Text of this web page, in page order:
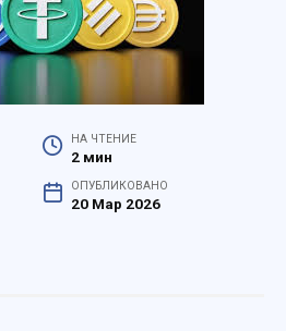
НА ЧТЕНИЕ
2 мин
ОПУБЛИКОВАНО
20 Мар 2026